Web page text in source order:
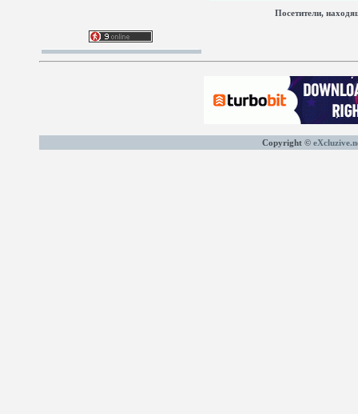
Посетители,
Copyright ©